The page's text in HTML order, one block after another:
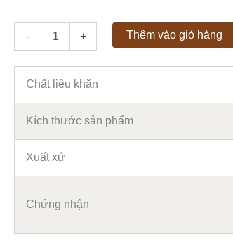
-
Chiếc
Nơ
Đan
Caro
số
lượng
+ Thêm vào giỏ hàng
Chất liệu khăn
Kích thước sản phẩm
Xuất xứ
Chứng nhận